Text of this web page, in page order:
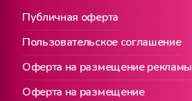
Публичная оферта
Пользовательское соглашение
Оферта на размещение рекламы
Оферта на размещение